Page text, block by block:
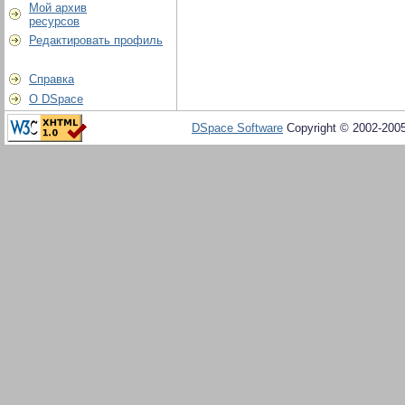
Мой архив
ресурсов
Редактировать профиль
Справка
О DSpace
DSpace Software Copyright © 2002-